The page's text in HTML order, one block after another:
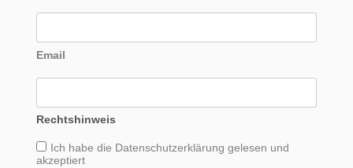
Email
Rechtshinweis
Ich habe die Datenschutzerklärung gelesen und
akzeptiert